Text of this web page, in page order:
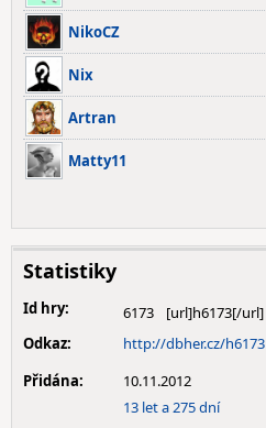
NikoCZ
Nix
Artran
Matty11
Statistiky
Id hry:
6173
Odkaz:
http://dbher.cz/h6173
Přidána:
10.11.2012
13 let a 275 dní